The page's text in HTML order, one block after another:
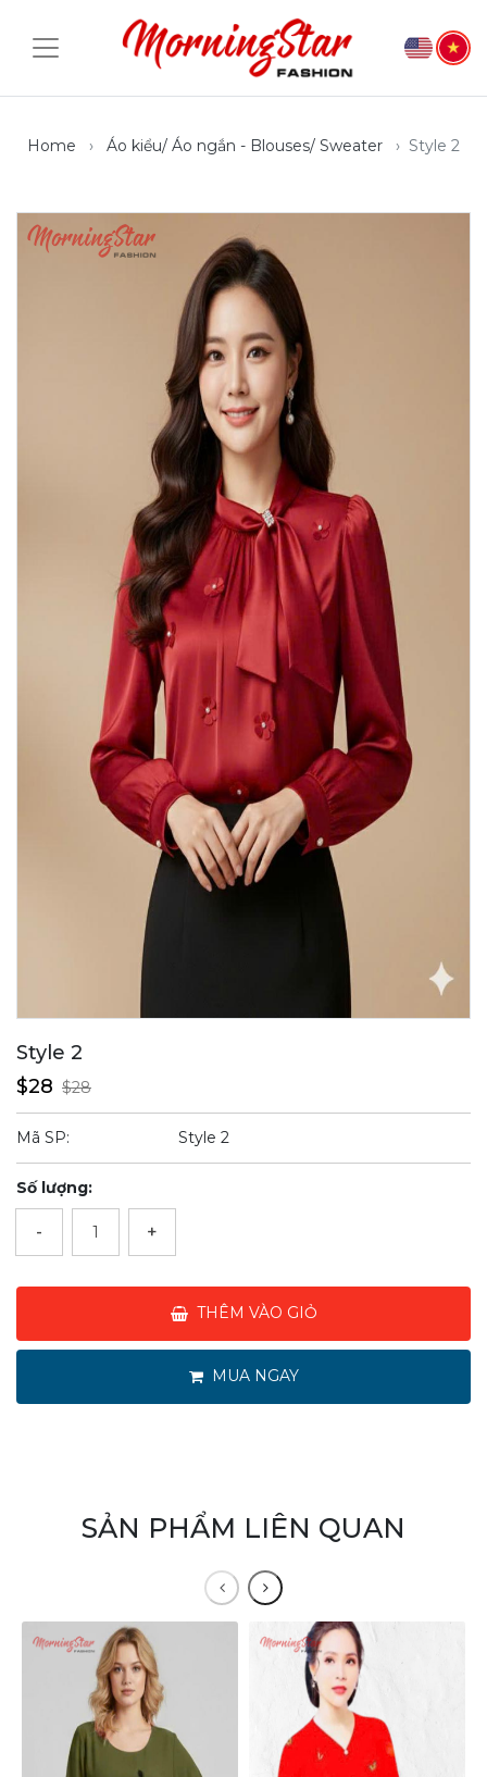
Home Áo kiểu/ Áo ngắn - Blouses/ Sweater Style 2
Style 2
$28 $28
Mã SP: Style 2
Số lượng:
- +
THÊM VÀO GIỎ
MUA NGAY
SẢN PHẨM LIÊN QUAN